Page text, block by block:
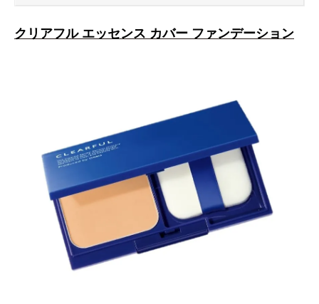
クリアフル エッセンス カバー ファンデーション